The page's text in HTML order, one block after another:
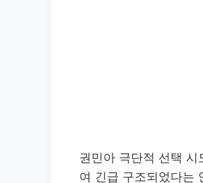
권민아 극단적 선택
여 긴급 구조되었다는